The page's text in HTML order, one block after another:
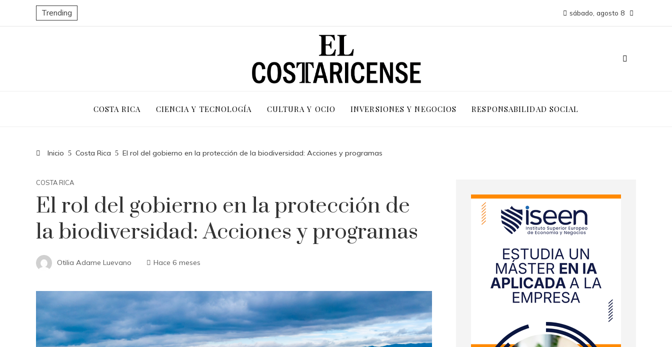
Trending sábado, agosto 8
COSTA RICA CIENCIA Y TECNOLOGÍA CULTURA Y OCIO INVERSIONES Y NEGOCIOS RESPONSABILIDAD SOCIAL
Inicio Costa Rica El rol del gobierno en la protección de la biodiversidad: Acciones y programas
COSTA RICA
El rol del gobierno en la protección de
la biodiversidad: Acciones y programas
Otilia Adame Luevano Hace 6 meses